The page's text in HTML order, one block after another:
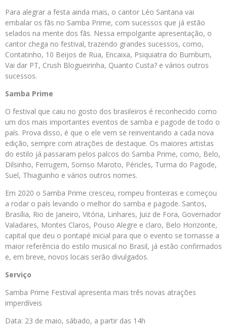
Para alegrar a festa ainda mais, o cantor Léo Santana vai
embalar os fãs no Samba Prime, com sucessos que já estão
selados na mente dos fãs. Nessa empolgante apresentação, o
cantor chega no festival, trazendo grandes sucessos, como,
Contatinho, 10 Beijos de Rua, Encaixa, Psiquiatra do Bumbum,
Vai dar PT, Crush Blogueirinha, Quanto Custa? e vários outros
sucessos.
Samba Prime
O festival que caiu no gosto dos brasileiros é reconhecido como
um dos mais importantes eventos de samba e pagode de todo o
país. Prova disso, é que o ele vem se reinventando a cada nova
edição, sempre com atrações de destaque. Os maiores artistas
do estilo já passaram pelos palcos do Samba Prime, como, Belo,
Dilsinho, Ferrugem, Sorriso Maroto, Péricles, Turma do Pagode,
Suel, Thiaguinho e vários outros nomes.
Em 2020 o Samba Prime cresceu, rompeu fronteiras e começou
a rodar o país levando o melhor do samba e pagode. Santos,
Brasília, Rio de Janeiro, Vitória, Linhares, Juiz de Fora, Governador
Valadares, Montes Claros, Pouso Alegre e claro, Belo Horizonte,
capital que deu o pontapé inicial para que o evento se tornasse a
maior referência do estilo musical no Brasil, já estão confirmados
e, em breve, novos locais serão divulgados.
Serviço
Samba Prime Festival apresenta mais três novas atrações
imperdíveis
Data: 23 de maio, sábado, a partir das 14h